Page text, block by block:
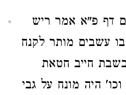
דף פ"א אמר ריש
עשבים מותר לקנח
חייב חטאת
היה מונח על גבי